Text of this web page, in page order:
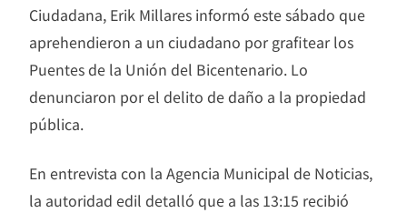
Ciudadana, Erik Millares informó este sábado que
aprehendieron a un ciudadano por grafitear los
Puentes de la Unión del Bicentenario. Lo
denunciaron por el delito de daño a la propiedad
pública.
En entrevista con la Agencia Municipal de Noticias,
la autoridad edil detalló que a las 13:15 recibió